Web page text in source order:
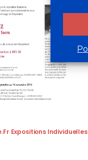
Expositions Individuelles